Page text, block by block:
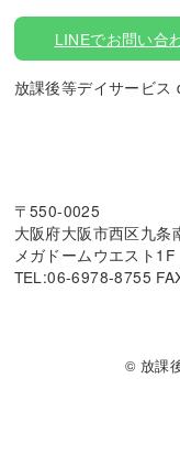
LINEでお問い合
放課後等デイサービス
〒550-0025
大阪府大阪市西区九条
メガドームウエスト1F
TEL:06-6978-8755
© 放課